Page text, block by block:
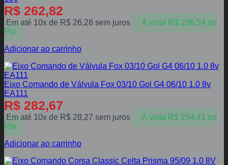
R$ 262,82
Em até 10x de R$ 26,28 sem juros À vista R$236,54 no
Pix
Adicionar ao carrinho
Eixo Comando de Válvula Fox 03/10 Gol G4 06/10 1.0 8v
EA111
R$ 282,67
Em até 10x de R$ 28,27 sem juros À vista R$254,41 no
Pix
Adicionar ao carrinho